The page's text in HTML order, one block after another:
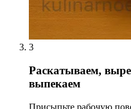
3
Раскатываем,
выпекаем
Присыпьте рабочую